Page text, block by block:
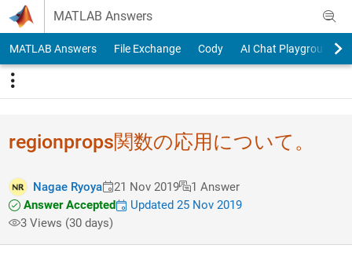
Skip to content
MATLAB Answers
MATLAB Answers File Exchange Cody AI Chat Playground
regionprops関数の応用について。
Nagae Ryoya 21 Nov 2019
1 Answer
Answer Accepted
Updated 25 Nov 2019
3 Views (30 days)